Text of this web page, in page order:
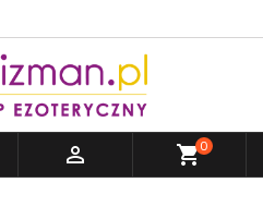
 shopping_cart0